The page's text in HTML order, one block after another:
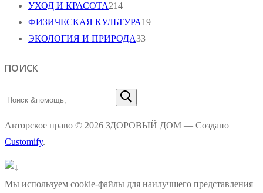
УХОД И КРАСОТА214
ФИЗИЧЕСКАЯ КУЛЬТУРА19
ЭКОЛОГИЯ И ПРИРОДА33
ПОИСК
Найти:
Авторское право © 2026 ЗДОРОВЫЙ ДОМ — Создано
Customify.
Мы используем cookie-файлы для наилучшего представления